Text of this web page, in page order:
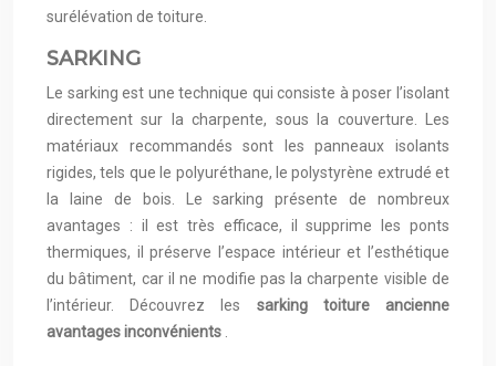
surélévation de toiture.
SARKING
Le sarking est une technique qui consiste à poser l’isolant
directement sur la charpente, sous la couverture. Les
matériaux recommandés sont les panneaux isolants
rigides, tels que le polyuréthane, le polystyrène extrudé et
la laine de bois. Le sarking présente de nombreux
avantages : il est très efficace, il supprime les ponts
thermiques, il préserve l’espace intérieur et l’esthétique
du bâtiment, car il ne modifie pas la charpente visible de
l’intérieur. Découvrez les sarking toiture ancienne
avantages inconvénients